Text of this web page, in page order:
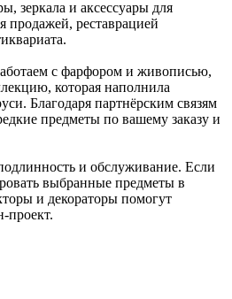
зеркала и аксессуары для
продажей, реставрацией
с фарфором и живописью,
которая наполнила
Благодаря партнёрским связям
предметы по вашему заказу и
и обслуживание. Если
выбранные предметы в
и декораторы помогут
проект.